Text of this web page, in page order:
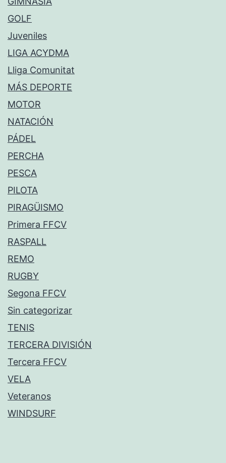
GOLF
Juveniles
LIGA ACYDMA
Lliga Comunitat
MÁS DEPORTE
MOTOR
NATACIÓN
PÁDEL
PERCHA
PESCA
PILOTA
PIRAGÜISMO
Primera FFCV
RASPALL
REMO
RUGBY
Segona FFCV
Sin categorizar
TENIS
TERCERA DIVISIÓN
Tercera FFCV
VELA
Veteranos
WINDSURF